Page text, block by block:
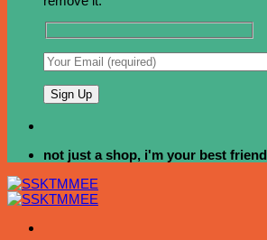
not just a shop, i'm your best friend